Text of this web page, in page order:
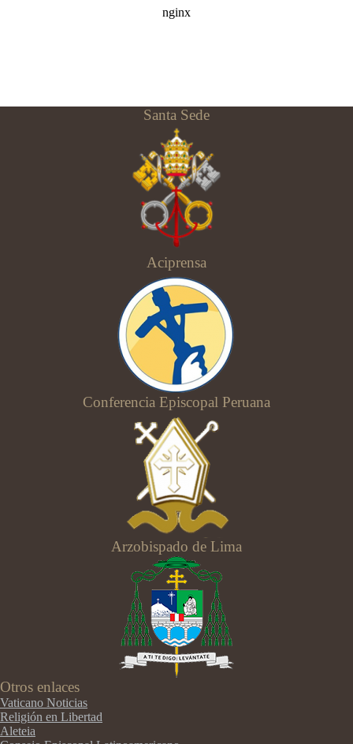
Santa Sede
Aciprensa
Conferencia Episcopal Peruana
Arzobispado de Lima
Otros enlaces
Vaticano Noticias
Religión en Libertad
Aleteia